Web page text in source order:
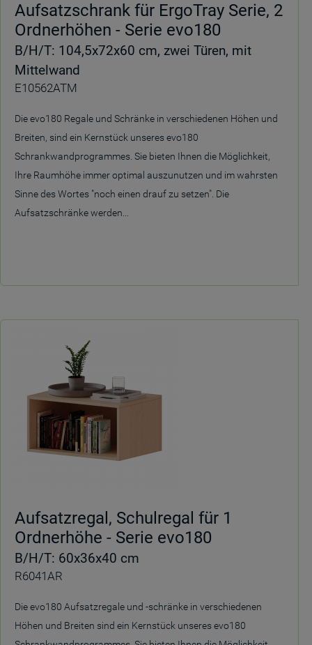
Aufsatzschrank für ErgoTray Serie, 2
Ordnerhöhen - Serie evo180
B/H/T: 104,5x72x60 cm, zwei Türen, mit
Mittelwand
E10562ATM
Die evo180 Regale und Schränke in verschiedenen Höhen und
Breiten, sind ein Kernstück unseres evo180
Schrankwandprogrammes. Sie bieten Ihnen die Möglichkeit,
Ihre Raumhöhe immer optimal auszunutzen und im wahrsten
Sinne des Wortes "noch einen drauf zu setzen". Die
Aufsatzschränke werden...
Aufsatzregal, Schulregal für 1
Ordnerhöhe - Serie evo180
B/H/T: 60x36x40 cm
R6041AR
Die evo180 Aufsatzregale und -schränke in verschiedenen
Höhen und Breiten sind ein Kernstück unseres evo180